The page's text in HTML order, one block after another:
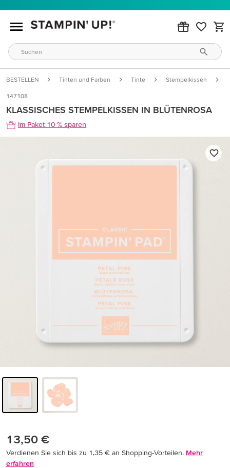
BESTELLEN Tinten und Farben Tinte Stempelkissen
147108
KLASSISCHES STEMPELKISSEN IN BLÜTENROSA
Im Paket 10 % sparen
13,50 €
Verdienen Sie sich bis zu 1,35 € an Shopping-Vorteilen. Mehr
erfahren